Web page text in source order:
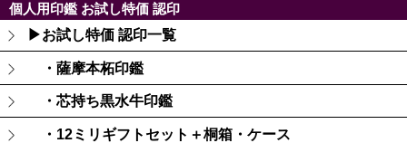
個人用印鑑 お試し特価 認印
▶お試し特価 認印一覧
・薩摩本柘印鑑
・芯持ち黒水牛印鑑
・12ミリギフトセット＋桐箱・ケース